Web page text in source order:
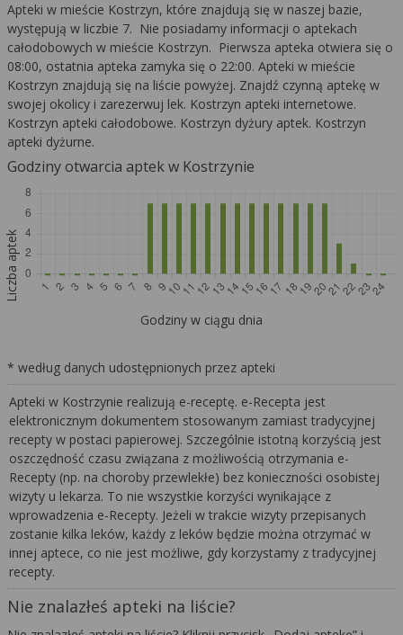
Apteki w mieście Kostrzyn, które znajdują się w naszej bazie,
występują w liczbie 7. Nie posiadamy informacji o aptekach
całodobowych w mieście Kostrzyn. Pierwsza apteka otwiera się o
08:00, ostatnia apteka zamyka się o 22:00. Apteki w mieście
Kostrzyn znajdują się na liście powyżej. Znajdź czynną aptekę w
swojej okolicy i zarezerwuj lek. Kostrzyn apteki internetowe.
Kostrzyn apteki całodobowe. Kostrzyn dyżury aptek. Kostrzyn
apteki dyżurne.
Godziny otwarcia aptek w Kostrzynie
Liczba aptek
Godziny w ciągu dnia
* według danych udostępnionych przez apteki
Apteki w Kostrzynie realizują e-receptę. e-Recepta jest
elektronicznym dokumentem stosowanym zamiast tradycyjnej
recepty w postaci papierowej. Szczególnie istotną korzyścią jest
oszczędność czasu związana z możliwością otrzymania e-
Recepty (np. na choroby przewlekłe) bez konieczności osobistej
wizyty u lekarza. To nie wszystkie korzyści wynikające z
wprowadzenia e-Recepty. Jeżeli w trakcie wizyty przepisanych
zostanie kilka leków, każdy z leków będzie można otrzymać w
innej aptece, co nie jest możliwe, gdy korzystamy z tradycyjnej
recepty.
Nie znalazłeś apteki na liście?